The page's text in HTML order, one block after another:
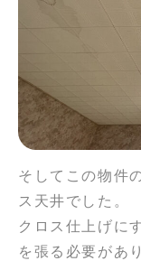
そしてこの物件
ス天井でした。
クロス仕上げに
を張る必要があ